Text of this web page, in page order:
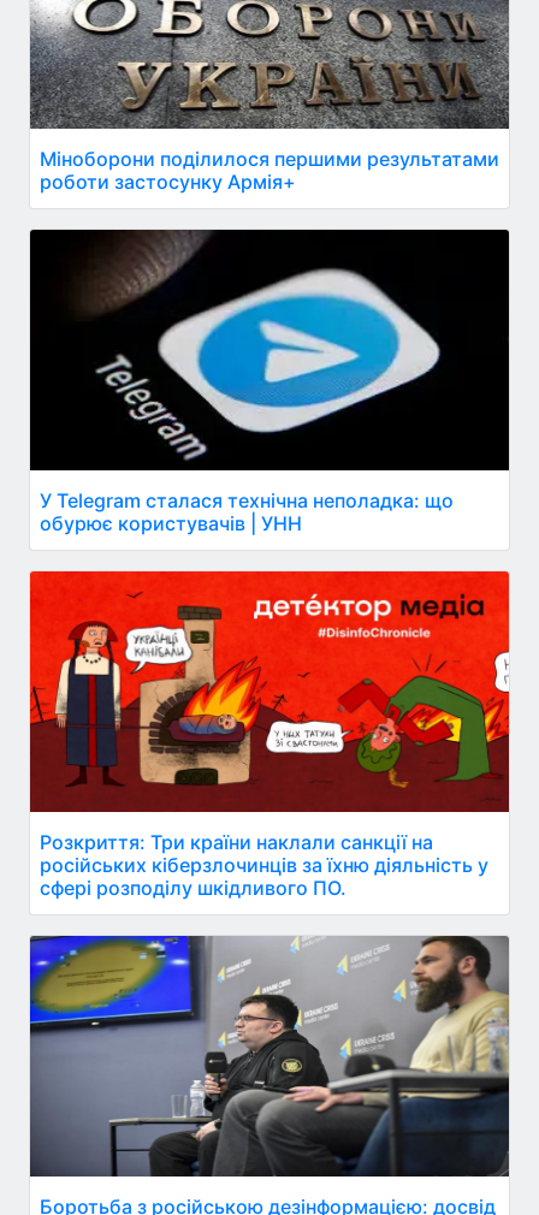
Міноборони поділилося першими результатами
роботи застосунку Армія+
У Telegram сталася технічна неполадка: що
обурює користувачів | УНН
Розкриття: Три країни наклали санкції на
російських кіберзлочинців за їхню діяльність у
сфері розподілу шкідливого ПО.
Боротьба з російською дезінформацією: досвід